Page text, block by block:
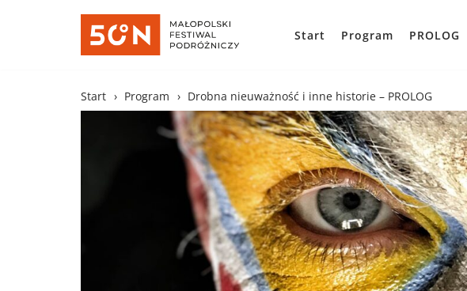
Start Program PROLOG
Start › Program › Drobna nieuważność i inne historie – PROLOG